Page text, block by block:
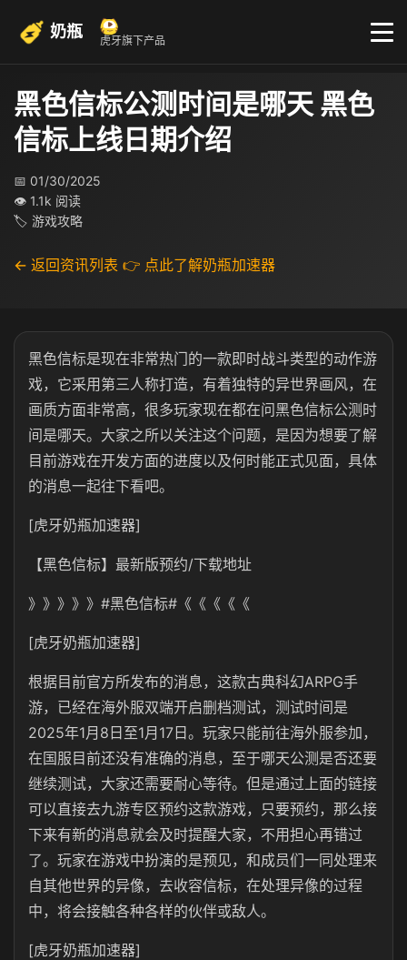
奶瓶 虎牙旗下产品
黑色信标公测时间是哪天 黑色
信标上线日期介绍
📅 01/30/2025
👁 1.1k 阅读
🏷 游戏攻略
← 返回资讯列表 👉 点此了解奶瓶加速器
黑色信标是现在非常热门的一款即时战斗类型的动作游
戏，它采用第三人称打造，有着独特的异世界画风，在
画质方面非常高，很多玩家现在都在问黑色信标公测时
间是哪天。大家之所以关注这个问题，是因为想要了解
目前游戏在开发方面的进度以及何时能正式见面，具体
的消息一起往下看吧。
[虎牙奶瓶加速器]
【黑色信标】最新版预约/下载地址
》》》》》#黑色信标#《《《《《
[虎牙奶瓶加速器]
根据目前官方所发布的消息，这款古典科幻ARPG手
游，已经在海外服双端开启删档测试，测试时间是
2025年1月8日至1月17日。玩家只能前往海外服参加，
在国服目前还没有准确的消息，至于哪天公测是否还要
继续测试，大家还需要耐心等待。但是通过上面的链接
可以直接去九游专区预约这款游戏，只要预约，那么接
下来有新的消息就会及时提醒大家，不用担心再错过
了。玩家在游戏中扮演的是预见，和成员们一同处理来
自其他世界的异像，去收容信标，在处理异像的过程
中，将会接触各种各样的伙伴或敌人。
[虎牙奶瓶加速器]